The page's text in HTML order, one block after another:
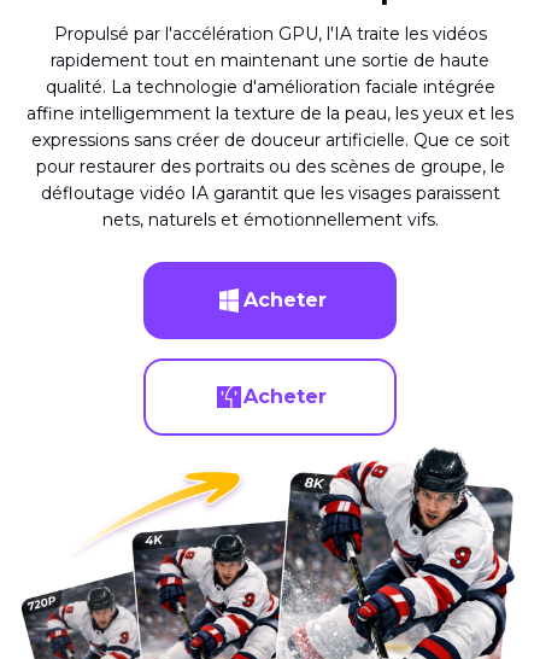
Propulsé par l'accélération GPU, l'IA traite les vidéos
rapidement tout en maintenant une sortie de haute
qualité. La technologie d'amélioration faciale intégrée
affine intelligemment la texture de la peau, les yeux et les
expressions sans créer de douceur artificielle. Que ce soit
pour restaurer des portraits ou des scènes de groupe, le
défloutage vidéo IA garantit que les visages paraissent
nets, naturels et émotionnellement vifs.
Acheter
Acheter